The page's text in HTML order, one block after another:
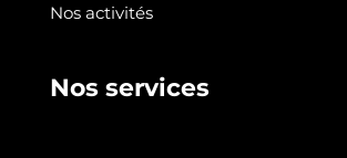
Nos activités
Nos services